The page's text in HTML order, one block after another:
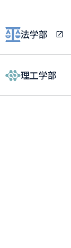
法学部
理工学部